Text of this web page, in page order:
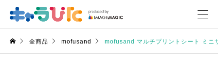
全商品 mofusand mofusand マルチプリントシート ミニ